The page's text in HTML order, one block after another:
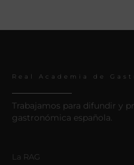
Real Academia de
Trabajamos para difundir y
gastronómica española.
La RAG